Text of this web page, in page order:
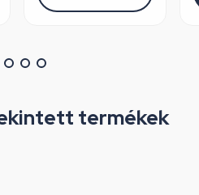
termékek